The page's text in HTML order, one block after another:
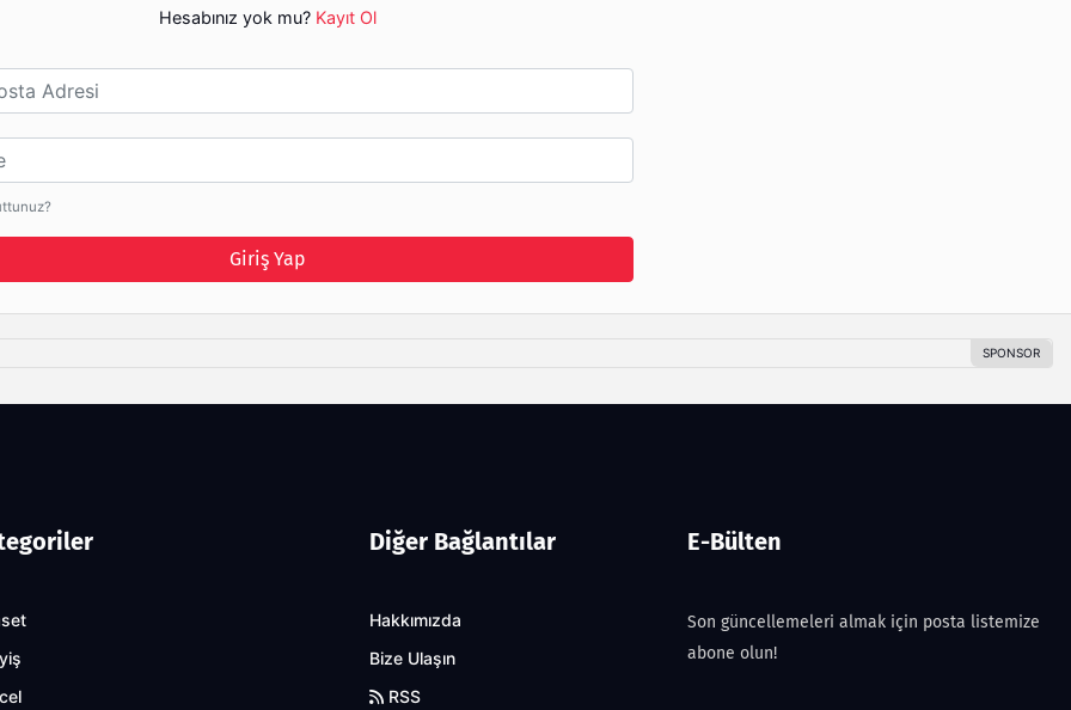
Hesabınız yok mu? Kayıt Ol
Giriş Yap
Diğer Bağlantılar
Hakkımızda
Bize Ulaşın
RSS
E-Bülten
Son güncellemeleri almak için posta listemize
abone olun!